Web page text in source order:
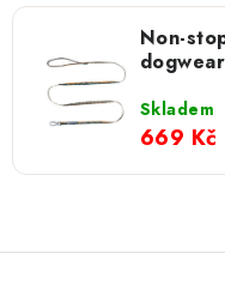
Non-
Rachel
modré
Skladem
669 Kč